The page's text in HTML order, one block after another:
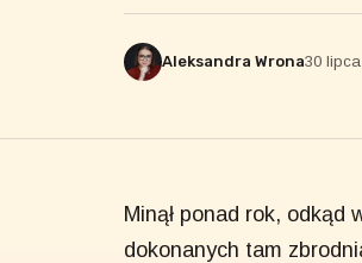
Aleksandra Wrona30
Minął ponad rok,
dokonanych tam